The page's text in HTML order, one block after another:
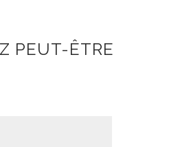
PEUT-ÊTRE
: 215€.